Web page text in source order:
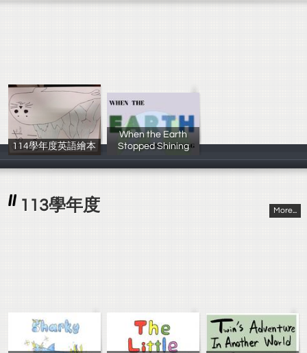
114學年度英語繪本
張旭佑
When the Earth
Stopped Shining
陳采潁
113學年度 More...